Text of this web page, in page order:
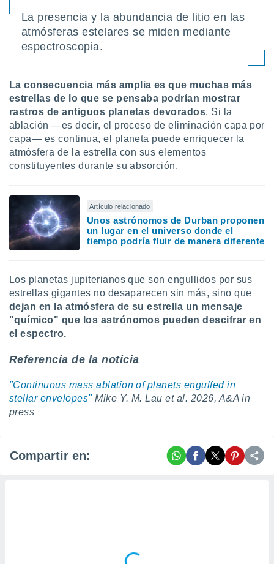
La presencia y la abundancia de litio en las
atmósferas estelares se miden mediante
espectroscopia.
La consecuencia más amplia es que muchas más
estrellas de lo que se pensaba podrían mostrar
rastros de antiguos planetas devorados. Si la
ablación —es decir, el proceso de eliminación capa por
capa— es continua, el planeta puede enriquecer la
atmósfera de la estrella con sus elementos
constituyentes durante su absorción.
Artículo relacionado
Unos astrónomos de Durban proponen
un lugar en el universo donde el
tiempo podría fluir de manera diferente
Los planetas jupiterianos que son engullidos por sus
estrellas gigantes no desaparecen sin más, sino que
dejan en la atmósfera de su estrella un mensaje
"químico" que los astrónomos pueden descifrar en
el espectro.
Referencia de la noticia
"Continuous mass ablation of planets engulfed in
stellar envelopes"Mike Y. M. Lau et al. 2026, A&A in
press
Compartir en: